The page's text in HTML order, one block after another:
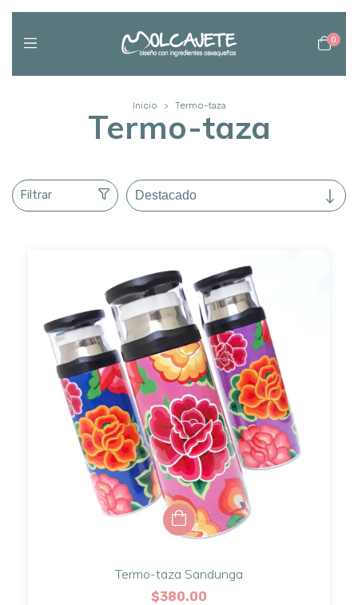
0
Inicio > Termo-taza
Termo-taza
Filtrar
Termo-taza Sandunga
$380.00